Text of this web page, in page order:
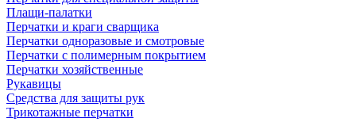
Плащи-палатки
Перчатки и краги сварщика
Перчатки одноразовые и смотровые
Перчатки с полимерным покрытием
Перчатки хозяйственные
Рукавицы
Средства для защиты рук
Трикотажные перчатки